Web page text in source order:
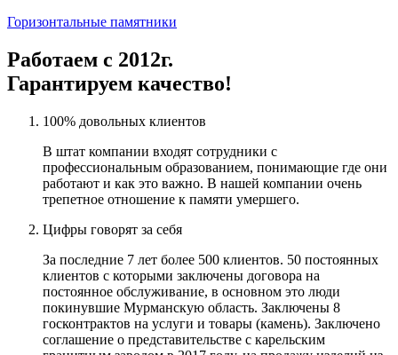
Горизонтальные памятники
Работаем с 2012г.
Гарантируем качество!
100% довольных клиентов
В штат компании входят сотрудники с
профессиональным образованием, понимающие где они
работают и как это важно. В нашей компании очень
трепетное отношение к памяти умершего.
Цифры говорят за себя
За последние 7 лет более 500 клиентов. 50 постоянных
клиентов с которыми заключены договора на
постоянное обслуживание, в основном это люди
покинувшие Мурманскую область. Заключены 8
госконтрактов на услуги и товары (камень). Заключено
соглашение о представительстве с карельским